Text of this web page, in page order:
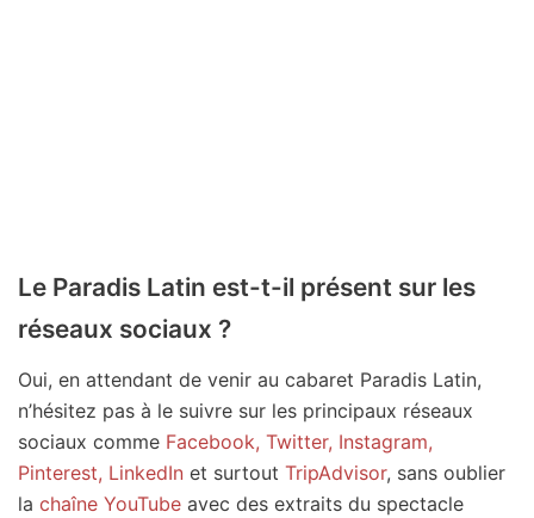
Le Paradis Latin est-t-il présent sur les
réseaux sociaux ?
Oui, en attendant de venir au cabaret Paradis Latin,
n’hésitez pas à le suivre sur les principaux réseaux
sociaux comme Facebook, Twitter, Instagram,
Pinterest, LinkedIn et surtout TripAdvisor, sans oublier
la chaîne YouTube avec des extraits du spectacle